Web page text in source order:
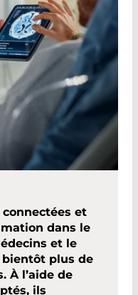
et
dans le
et le
plus de
À l’aide de
ils